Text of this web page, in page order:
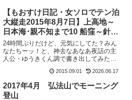
【もおすけ日記・女ソロでテン泊
大縦走2015年8月7日】上高地～
日本海･親不知まで10 船窪～針ノ
木小屋＆疲れにくくするインソー
ル
24時間ぶりだけど、元気にしてた？みん
なたちーッ！と、神去なあなあ夜話の主
人公・ゆうきくん調で書き出してみたも
これ、山の上で読むのに最高の本だわ。
友人の純ちゃんも読んでくれたようで、
純：「面白くって、あっ...
2015.09.01 2026.06.17
2017年4月 弘法山でモーニング
登山